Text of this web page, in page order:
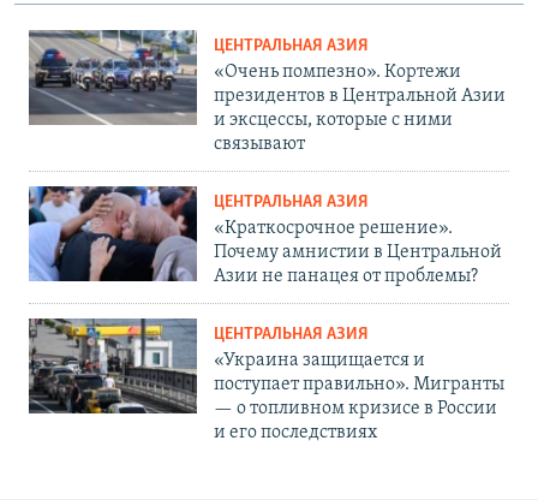
ЦЕНТРАЛЬНАЯ АЗИЯ
«Очень помпезно». Кортежи
президентов в Центральной Азии
и эксцессы, которые с ними
связывают
ЦЕНТРАЛЬНАЯ АЗИЯ
«Краткосрочное решение».
Почему амнистии в Центральной
Азии не панацея от проблемы?
ЦЕНТРАЛЬНАЯ АЗИЯ
«Украина защищается и
поступает правильно». Мигранты
— о топливном кризисе в России
и его последствиях